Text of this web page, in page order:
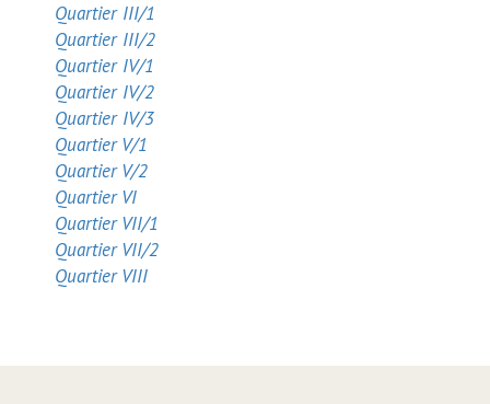
Quartier III/1
Quartier III/2
Quartier IV/1
Quartier IV/2
Quartier IV/3
Quartier V/1
Quartier V/2
Quartier VI
Quartier VII/1
Quartier VII/2
Quartier VIII